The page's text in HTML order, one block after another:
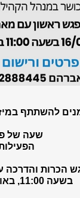
להשתתף
שעה של
בשעה 11:00, באולם כינור דוד במנהל ברחוב שאול אביגור 7.